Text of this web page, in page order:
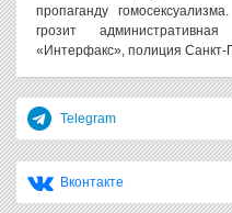
пропаганду
грозит
«Интерфакс», полиция Санкт-
Telegram
Вконтакте